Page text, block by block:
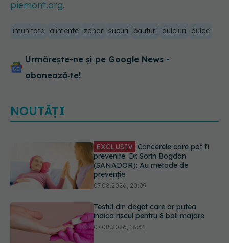
piemont.org.
imunitate alimente zahar sucuri bauturi dulciuri dulce
Urmărește-ne și pe Google News -
abonează‑te!
NOUTĂȚI
Testul din deget care ar putea
indica riscul pentru 8 boli majore
07.08.2026, 18:34
Dieta care poate crește brusc
colesterolul. Cine este mai expus
07.08.2026, 17:22